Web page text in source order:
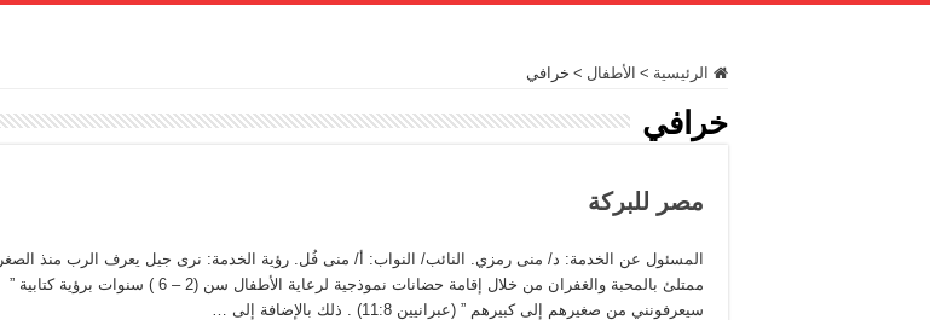
الرئيسية > الأطفال > خرافي
خرافي
مصر للبركة
المسئول عن الخدمة: د/ منى رمزي. النائب/ النواب: أ/ منى فُل. رؤية الخدمة: نرى جيل يعرف الرب منذ الصغر
ممتلئ بالمحبة والغفران من خلال إقامة حضانات نموذجية لرعاية الأطفال سن (2 – 6 ) سنوات برؤية كتابية ”
سيعرفونني من صغيرهم إلى كبيرهم ” (عبرانيين 11:8) . ذلك بالإضافة إلى …